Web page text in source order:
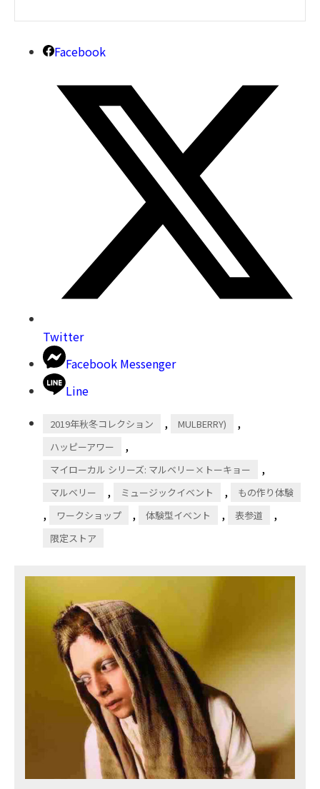
Facebook
Twitter
Facebook Messenger
Line
2019年秋冬コレクション , MULBERRY) ,
ハッピーアワー ,
マイローカル シリーズ: マルベリー×トーキョー ,
マルベリー , ミュージックイベント , もの作り体験
, ワークショップ , 体験型イベント , 表参道 ,
限定ストア